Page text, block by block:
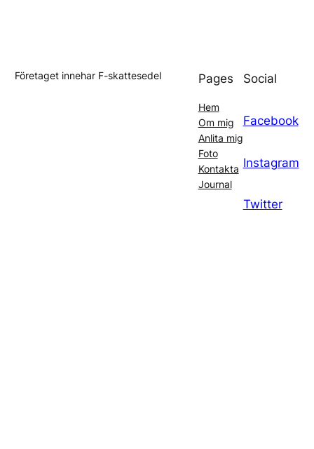
Företaget innehar F-skattesedel Pages
Hem
Om mig
Anlita mig
Foto
Kontakta
Journal
Social
Facebook
Instagram
Twitter